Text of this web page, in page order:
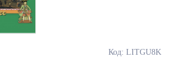
Код: LITGU8K